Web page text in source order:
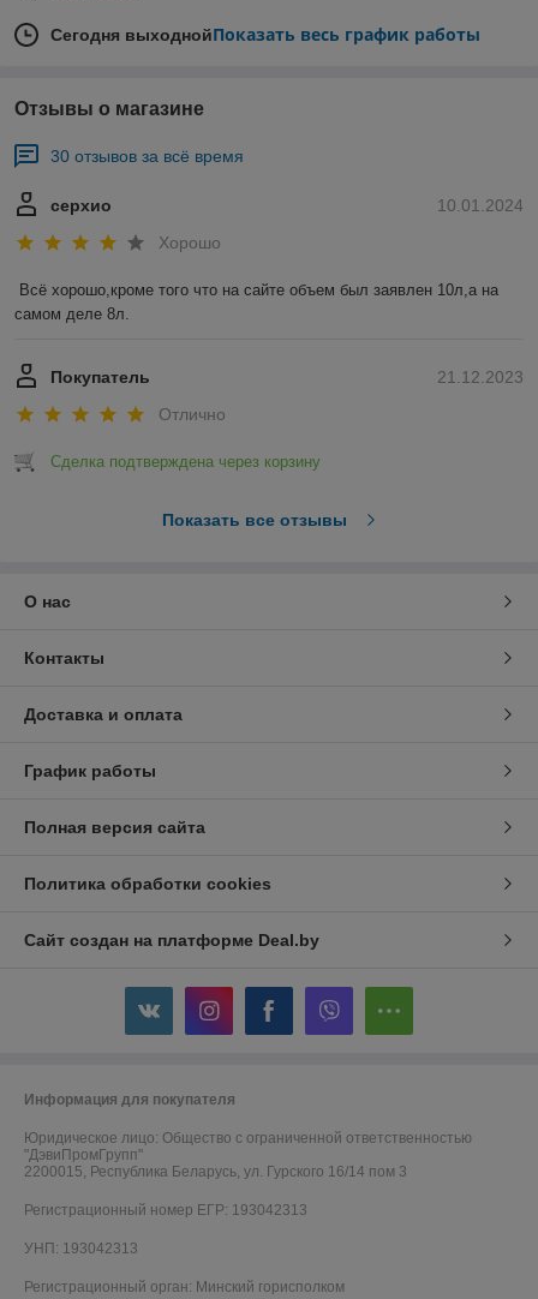
Сегодня выходнойПоказать весь график работы
Отзывы о магазине
30 отзывов за всё время
10.01.2024
серхио
Хорошо
Всё хорошо,кроме того что на сайте объем был заявлен 10л,а на
самом деле 8л.
21.12.2023
Покупатель
Отлично
Сделка подтверждена через корзину
Показать все отзывы
О нас
Контакты
Доставка и оплата
График работы
Полная версия сайта
Политика обработки cookies
Сайт создан на платформе Deal.by
Информация для покупателя
Юридическое лицо: Общество с ограниченной ответственностью
"ДэвиПромГрупп"
2200015, Республика Беларусь, ул. Гурского 16/14 пом 3
Регистрационный номер ЕГР: 193042313
УНП: 193042313
Регистрационный орган: Минский горисполком